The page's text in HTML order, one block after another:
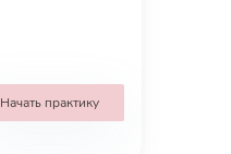
Начать практику